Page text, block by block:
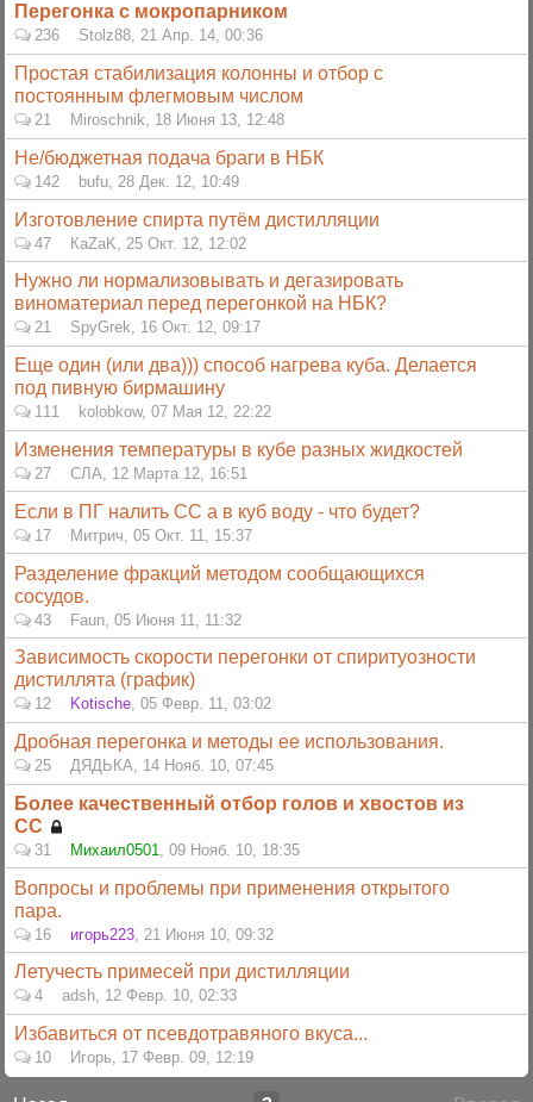
Перегонка с мокропарником
236 Stolz88, 21 Апр. 14, 00:36
Простая стабилизация колонны и отбор с
постоянным флегмовым числом
21 Miroschnik, 18 Июня 13, 12:48
Не/бюджетная подача браги в НБК
142 bufu, 28 Дек. 12, 10:49
Изготовление спирта путём дистилляции
47 КаZаK 25 Окт. 12, 12:02
Нужно ли нормализовывать и дегазировать
виноматериал перед перегонкой на НБК?
21 SpyGrek, 16 Окт. 12, 09:17
Еще один (или два))) способ нагрева куба. Делается
под пивную бирмашину
111 kolobkow, 07 Мая 12, 22:22
Изменения температуры в кубе разных жидкостей
27 СЛА, 12 Марта 12, 16:51
Если в ПГ налить СС а в куб воду - что будет?
17 Митрич 05 Окт. 11, 15:37
Разделение фракций методом сообщающихся
сосудов.
43 Faun, 05 Июня 11, 11:32
Зависимость скорости перегонки от спиритуозности
дистиллята (график)
12 Kotische, 05 Февр. 11, 03:02
Дробная перегонка и методы ее использования.
25 ДЯДЬКА, 14 Нояб. 10, 07:45
Более качественный отбор голов и хвостов из
СС
31 Михаил0501 09 Нояб. 10, 18:35
Вопросы и проблемы при применения открытого
пара.
16 игорь223, 21 Июня 10, 09:32
Летучесть примесей при дистилляции
4 adsh, 12 Февр. 10, 02:33
Избавиться от псевдотравяного вкуса...
10 Игорь, 17 Февр. 09, 12:19